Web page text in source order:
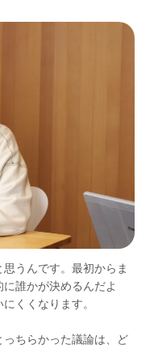
思うんです。最初からま
誰かが決めるんだよ
くくなります。
ちらかった議論は、ど